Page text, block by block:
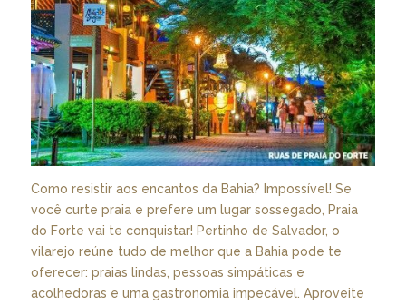
Como resistir aos encantos da Bahia? Impossível! Se
você curte praia e prefere um lugar sossegado, Praia
do Forte vai te conquistar! Pertinho de Salvador, o
vilarejo reúne tudo de melhor que a Bahia pode te
oferecer: praias lindas, pessoas simpáticas e
acolhedoras e uma gastronomia impecável. Aproveite